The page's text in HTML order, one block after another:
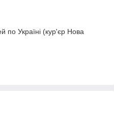
по Україні (кур'єр Нова